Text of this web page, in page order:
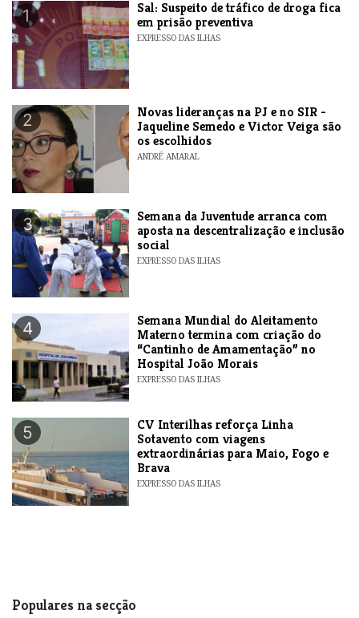
1
​Sal: Suspeito de tráfico de droga fica
em prisão preventiva
EXPRESSO DAS ILHAS
2
Novas lideranças na PJ e no SIR -
Jaqueline Semedo e Victor Veiga são
os escolhidos
ANDRÉ AMARAL
3
Semana da Juventude arranca com
aposta na descentralização e inclusão
social
EXPRESSO DAS ILHAS
4
Semana Mundial do Aleitamento
Materno termina com criação do
“Cantinho de Amamentação” no
Hospital João Morais
EXPRESSO DAS ILHAS
5
​CV Interilhas reforça Linha
Sotavento com viagens
extraordinárias para Maio, Fogo e
Brava
EXPRESSO DAS ILHAS
Populares na secção